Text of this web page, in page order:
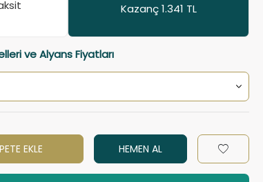
Kazanç 1.341 TL
ve Alyans Fiyatları
EKLE HEMEN AL